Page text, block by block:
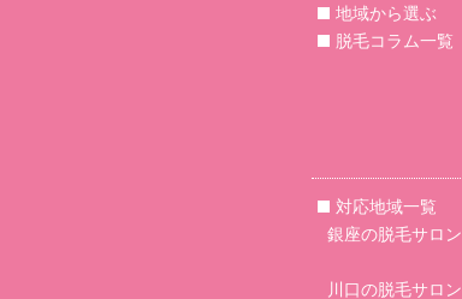
地域から選ぶ
脱毛コラム一覧
対応地域一覧
銀座の脱毛サロン
川口の脱毛サロン